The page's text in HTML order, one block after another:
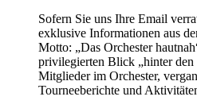
Sofern Sie uns Ihre Email
exklusive Informationen aus
Motto: „Das Orchester
privilegierten Blick „hinter
Mitglieder im Orchester,
Tourneeberichte und